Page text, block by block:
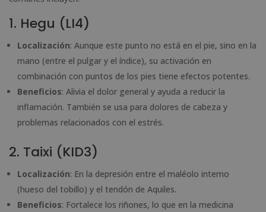
1. Hegu (LI4)
Localización: Aunque este punto no está en el pie, sino en la
mano (entre el pulgar y el índice), su activación en
combinación con puntos de los pies tiene efectos potentes.
Beneficios: Alivia el dolor general y ayuda a reducir la
inflamación. También se usa para dolores de cabeza y
problemas relacionados con el estrés.
2. Taixi (KID3)
Localización: En la depresión entre el maléolo interno
(hueso del tobillo) y el tendón de Aquiles.
Beneficios: Fortalece los riñones, lo que en la medicina